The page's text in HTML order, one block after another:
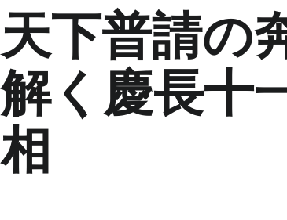
天下普請の
解く慶長十
相